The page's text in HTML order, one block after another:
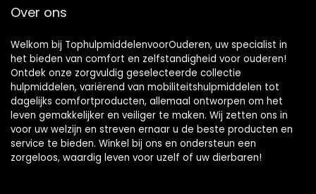
Over ons
Welkom bij TophulpmiddelenvoorOuderen, uw specialist in
het bieden van comfort en zelfstandigheid voor ouderen!
Ontdek onze zorgvuldig geselecteerde collectie
hulpmiddelen, variërend van mobiliteitshulpmiddelen tot
dagelijks comfortproducten, allemaal ontworpen om het
leven gemakkelijker en veiliger te maken. Wij zetten ons in
voor uw welzijn en streven ernaar u de beste producten en
service te bieden. Winkel bij ons en ondersteun een
zorgeloos, waardig leven voor uzelf of uw dierbaren!